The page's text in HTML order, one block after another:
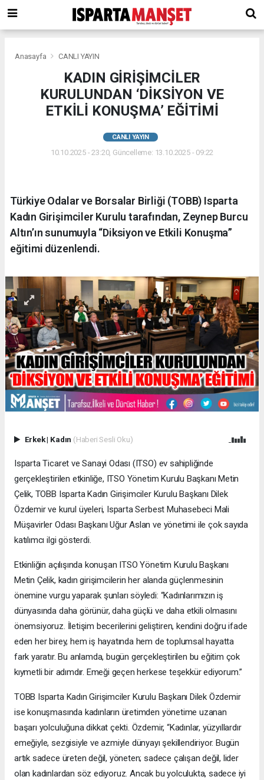
Anasayfa CANLI YAYIN
KADIN GİRİŞİMCİLER
KURULUNDAN ‘DİKSİYON VE
ETKİLİ KONUŞMA’ EĞİTİMİ
CANLI YAYIN
10.10.2025 - 23:20, Güncelleme: 13.10.2025 - 09:22
Türkiye Odalar ve Borsalar Birliği (TOBB) Isparta
Kadın Girişimciler Kurulu tarafından, Zeynep Burcu
Altın’ın sunumuyla “Diksiyon ve Etkili Konuşma”
eğitimi düzenlendi.
Erkek| Kadın (Haberi Sesli Oku)
Isparta Ticaret ve Sanayi Odası (ITSO) ev sahipliğinde
gerçekleştirilen etkinliğe, ITSO Yönetim Kurulu Başkanı Metin
Çelik, TOBB Isparta Kadın Girişimciler Kurulu Başkanı Dilek
Özdemir ve kurul üyeleri, Isparta Serbest Muhasebeci Mali
Müşavirler Odası Başkanı Uğur Aslan ve yönetimi ile çok sayıda
katılımcı ilgi gösterdi.
Etkinliğin açılışında konuşan ITSO Yönetim Kurulu Başkanı
Metin Çelik, kadın girişimcilerin her alanda güçlenmesinin
önemine vurgu yaparak şunları söyledi: “Kadınlarımızın iş
dünyasında daha görünür, daha güçlü ve daha etkili olmasını
önemsiyoruz. İletişim becerilerini geliştiren, kendini doğru ifade
eden her birey, hem iş hayatında hem de toplumsal hayatta
fark yaratır. Bu anlamda, bugün gerçekleştirilen bu eğitim çok
kıymetli bir adımdır. Emeği geçen herkese teşekkür ediyorum.”
TOBB Isparta Kadın Girişimciler Kurulu Başkanı Dilek Özdemir
ise konuşmasında kadınların üretimden yönetime uzanan
başarı yolculuğuna dikkat çekti. Özdemir, “Kadınlar, yüzyıllardır
emeğiyle, sezgisiyle ve azmiyle dünyayı şekillendiriyor. Bugün
artık sadece üreten değil, yöneten; sadece çalışan değil, lider
olan kadınlardan söz ediyoruz. Ancak bu yolculukta, sadece iyi